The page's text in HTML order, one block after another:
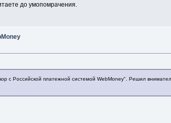
до умопомрачения.
с Российской платежной системой WebMoney". Решил